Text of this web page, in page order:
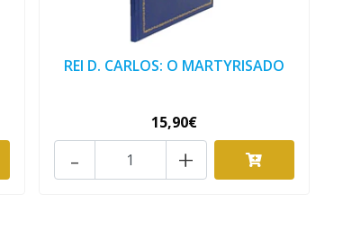
REI D. CARLOS: O MARTYRISADO
15,90€
+
-